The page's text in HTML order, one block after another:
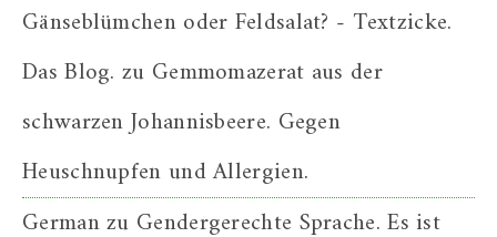
Gänseblümchen oder Feldsalat? - Textzicke.
Das Blog. zu Gemmomazerat aus der
schwarzen Johannisbeere. Gegen
Heuschnupfen und Allergien.
Germanzu Gendergerechte Sprache. Es ist